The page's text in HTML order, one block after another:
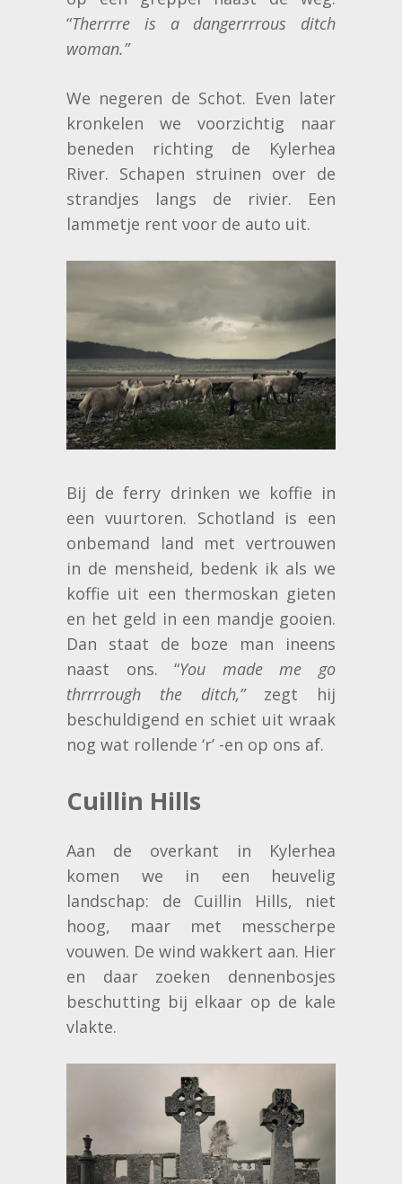
“Therrrre is a dangerrrrous ditch
woman.”
We negeren de Schot. Even later
kronkelen we voorzichtig naar
beneden richting de Kylerhea
River. Schapen struinen over de
strandjes langs de rivier. Een
lammetje rent voor de auto uit.
Bij de ferry drinken we koffie in
een vuurtoren. Schotland is een
onbemand land met vertrouwen
in de mensheid, bedenk ik als we
koffie uit een thermoskan gieten
en het geld in een mandje gooien.
Dan staat de boze man ineens
naast ons. “You made me go
thrrrrough the ditch,” zegt hij
beschuldigend en schiet uit wraak
nog wat rollende ‘r’ -en op ons af.
Cuillin Hills
Aan de overkant in Kylerhea
komen we in een heuvelig
landschap: de Cuillin Hills, niet
hoog, maar met messcherpe
vouwen. De wind wakkert aan. Hier
en daar zoeken dennenbosjes
beschutting bij elkaar op de kale
vlakte.